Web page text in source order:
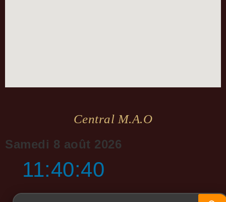
Central M.a.o
Samedi 8 août 2026
11:40:41